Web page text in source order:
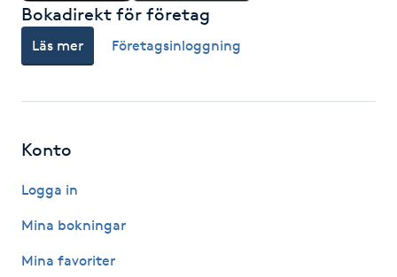
Friskvårdsmassage
Frisör
Bokadirekt för företag
Läs mer Företagsinloggning
Konto
Logga in
Mina bokningar
Mina favoriter